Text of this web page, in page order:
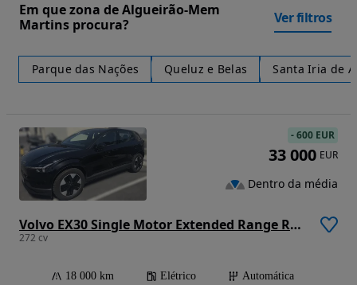
Em que zona de Algueirão-Mem
Martins procura?
Ver filtros
Parque das Nações Queluz e Belas Santa Iria de
Volvo EX30 Single Motor Extended Range RWD Core
272 cv
18 000 km Elétrico
Automática
-600 EUR
33 000 EUR
Dentro da média